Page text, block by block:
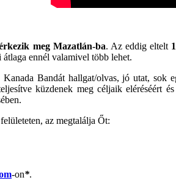
meg Mazatlán-ba. Az eddig eltelt
ennél valamivel több lehet.
Bandát hallgat/olvas, jó utat,
küzdenek meg céljaik eléréséért
az megtalálja Őt:
-on*.